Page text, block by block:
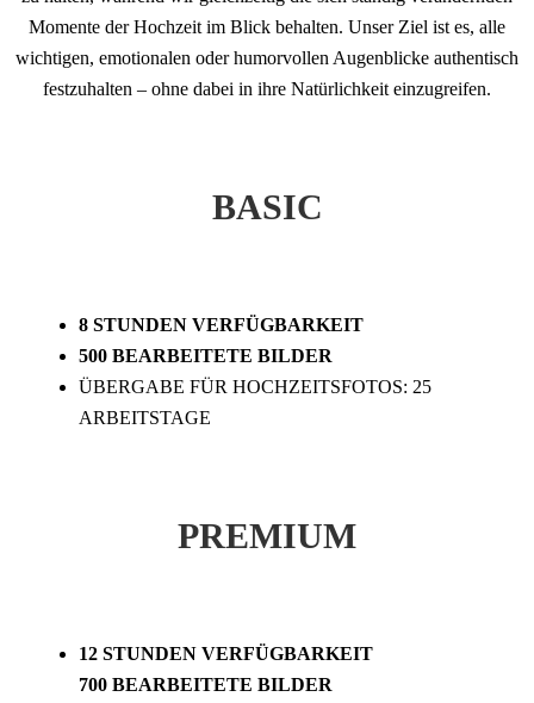
Momente der Hochzeit im Blick behalten. Unser Ziel ist es, alle
wichtigen, emotionalen oder humorvollen Augenblicke authentisch
festzuhalten – ohne dabei in ihre Natürlichkeit einzugreifen.
BASIC
8 STUNDEN VERFÜGBARKEIT
500 BEARBEITETE BILDER
ÜBERGABE FÜR HOCHZEITSFOTOS: 25
ARBEITSTAGE
PREMIUM
12 STUNDEN VERFÜGBARKEIT
700 BEARBEITETE BILDER